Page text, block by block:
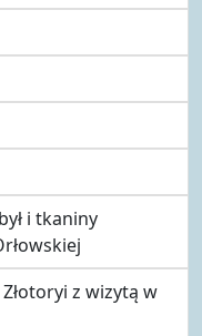
i tkaniny
z wizytą w